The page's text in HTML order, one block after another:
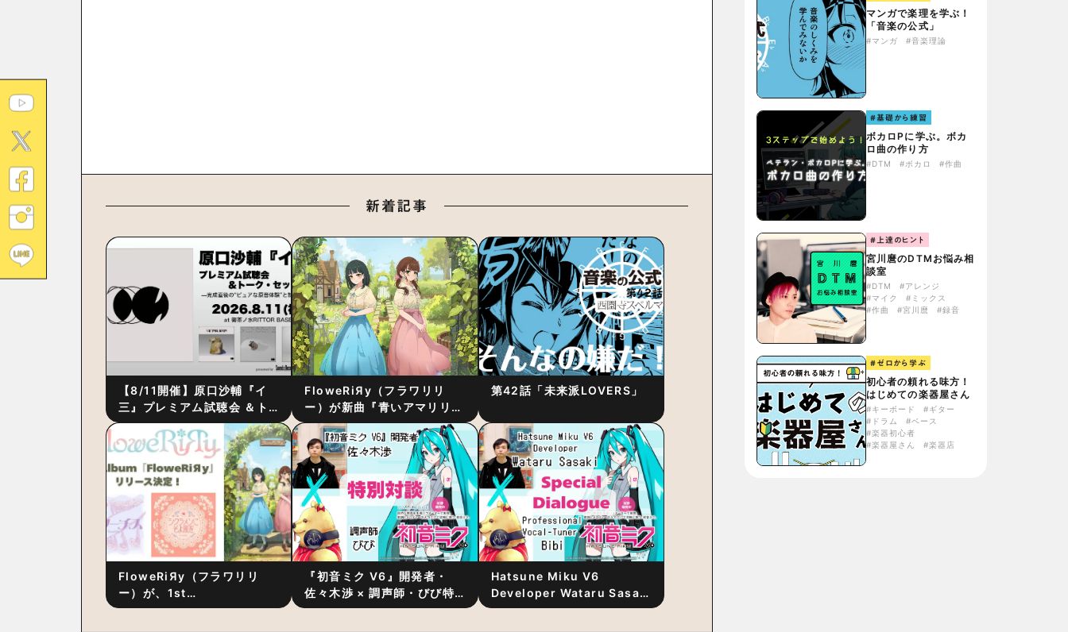
新着記事
【8/11開催】原口沙輔『イ
三』プレミアム試聴会 ＆ト
ーク・セッション 〜完成直
後の“ピュアな原音体験”と制
作秘話
FloweRiЯy（フラワリリ
ー）が新曲『青いアマリリ
ス』をリリース！1stアルバ
ム詳細も発表
第42話「未来派LOVERS」
FloweRiЯy（フラワリリ
ー）が、1st
Album『FloweRiЯy』を9
『初音ミク V6』開発者・
佐々木渉 × 調声師・びび特
別対談 〜豊かな歌声表現の
Hatsune Miku V6
Developer Wataru Sasaki
× Professional Vocal-
マンガで楽理を学ぶ！
「音楽の公式」
#マンガ #音楽理論
#基礎から練習
ボカロPに学ぶ。ボカ
ロ曲の作り方
#DTM #ボカロ #作曲
#上達のヒント
宮川麿のDTMお悩み相
談室
#DTM
#アレンジ
#マイク
#ミックス
#作曲
#宮川麿 #録音
#ゼロから学ぶ
初心者の頼れる味方！
はじめての楽器屋さん
#キーボード
#ギター
#ドラム
#ベース
#楽器初心者
#楽器屋さん
#楽器店